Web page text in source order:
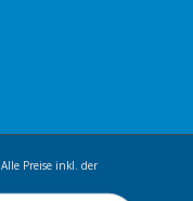
Alle Preise inkl. der